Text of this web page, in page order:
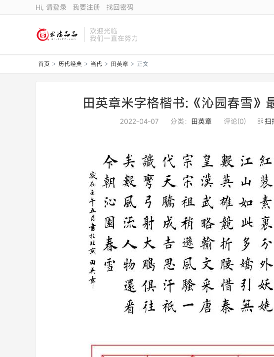
Hi, 请登录 我要注册 找回密码
欢迎光临
我们一直在努力
首页 > 历代经典 > 当代 > 田英章 > 正文
田英章米字格楷书:《沁园春雪》
2022-04-07 分类： 田英章 评论(0) 扫